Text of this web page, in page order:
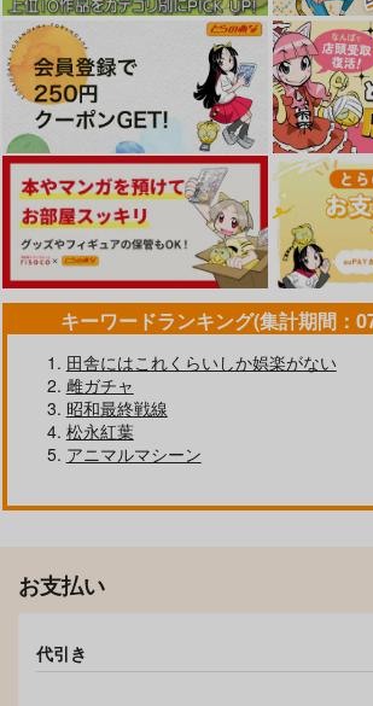
キーワードランキング(集計期間：
田舎にはこれくらいしか娯楽がない
雌ガチャ
昭和最終戦線
松永紅葉
アニマルマシーン
お支払い
代引き